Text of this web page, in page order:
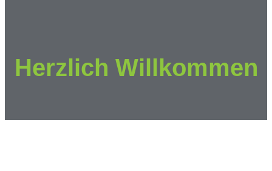
Herzlich Willkommen